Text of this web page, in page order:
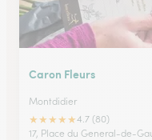
Caron Fleurs
Montdidier
★★★★★4.7 (80)
17, Place du General-de-